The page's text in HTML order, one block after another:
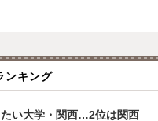
ンキング
い大学・関西…2位は関西